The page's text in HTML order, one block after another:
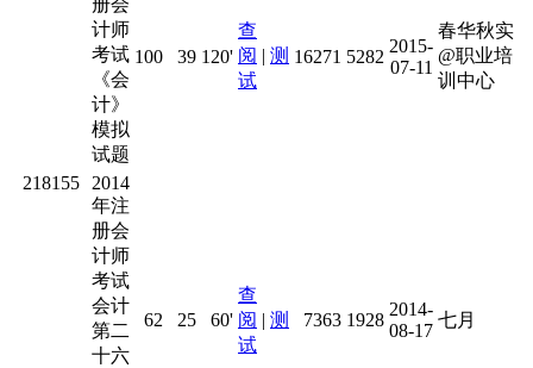
册会
计师
考试
《会
计》
模拟
试题
100 39 120'
查
阅 | 测
试
16271 5282
2015-
07-11
春华秋实
@职业培
训中心
218155
2014
年注
册会
计师
考试
会计
第二
十六
62 25 60'
查
阅 | 测
试
7363 1928
2014-
08-17
七月